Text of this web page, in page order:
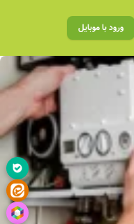
ورود با موبایل